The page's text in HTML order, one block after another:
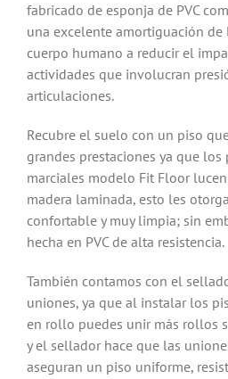
fabricado de esponja de PVC
una excelente amortiguación
cuerpo humano a reducir el
actividades que involucran
articulaciones.
Recubre el suelo con un piso
grandes prestaciones ya que los
marciales modelo Fit Floor
madera laminada, esto les
confortable y muy limpia; sin
hecha en PVC de alta resistencia.
También contamos con el
uniones, ya que al instalar los
en rollo puedes unir más rollos
y el sellador hace que las
aseguran un piso uniforme,